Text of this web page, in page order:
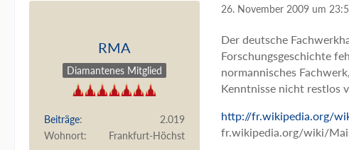
RMA
Diamantenes Mitglied
Beiträge
2.019
Wohnort
Frankfurt-Höchst
26. November 2009 um
Der deutsche
Forschungsgeschichte
normannisches
Kenntnisse nicht restlos
http://fr.wikipedia.org/
fr.wikipedia.org/wiki/